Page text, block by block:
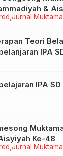
Jurnal
&
Teori
IPA
IPA
Jurnal
Ke-48